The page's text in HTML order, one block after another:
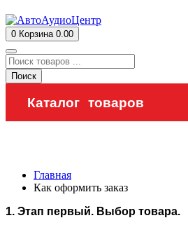
0 Корзина 0.00
Поиск
Каталог товаров
Главная
Как оформить заказ
1. Этап первый. Выбор товара.